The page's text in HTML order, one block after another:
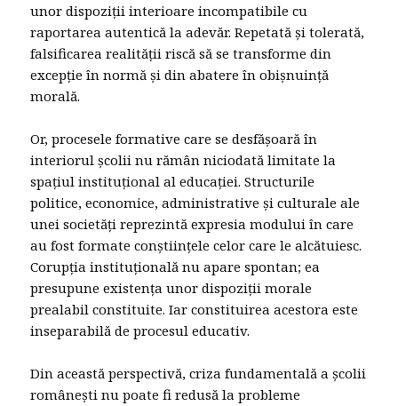
unor dispoziții interioare incompatibile cu
raportarea autentică la adevăr. Repetată și tolerată,
falsificarea realității riscă să se transforme din
excepție în normă și din abatere în obișnuință
morală.
Or, procesele formative care se desfășoară în
interiorul școlii nu rămân niciodată limitate la
spațiul instituțional al educației. Structurile
politice, economice, administrative și culturale ale
unei societăți reprezintă expresia modului în care
au fost formate conștiințele celor care le alcătuiesc.
Corupția instituțională nu apare spontan; ea
presupune existența unor dispoziții morale
prealabil constituite. Iar constituirea acestora este
inseparabilă de procesul educativ.
Din această perspectivă, criza fundamentală a școlii
românești nu poate fi redusă la probleme